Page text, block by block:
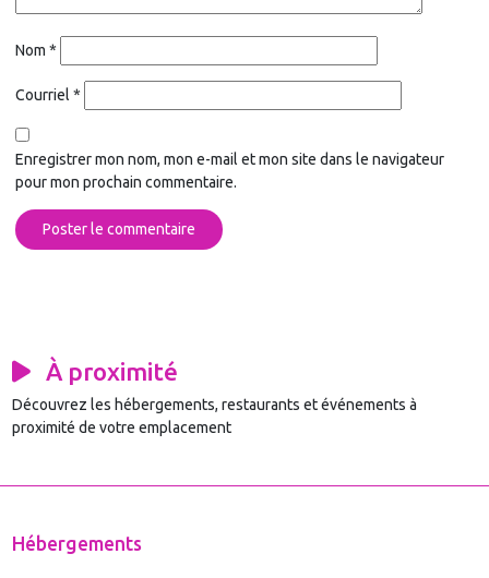
Nom *
Courriel *
Enregistrer mon nom, mon e-mail et mon site dans le navigateur
pour mon prochain commentaire.
À proximité
Découvrez les hébergements, restaurants et événements à
proximité de votre emplacement
Hébergements